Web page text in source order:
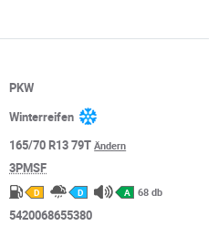
PKW
Winterreifen
165/70 R13 79TÄndern
3PMSF
D D A 68 db
5420068655380